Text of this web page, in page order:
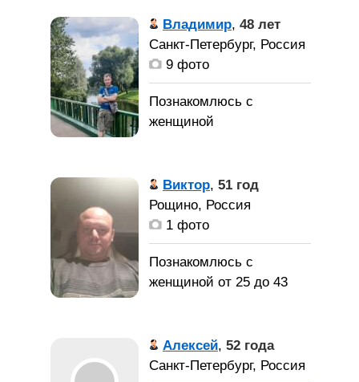
Совершенствования как
стиля жизни.
Друга,
хозяйку, любовницу.
Владимир, 48 лет
Санкт-Петербург, Россия
9 фото
работаю, ищу женщину с
которой хотелось бы
связать свою жизнь,
самое, то пишите не
стесняйтесь, ведь может
Виктор, 51 год
Рощино, Россия
1 фото
Познакомлюсь с
женщиной от 25 до 43
Был женат, есть
взрослая дочь, живём
Алексей, 52 года
Санкт-Петербург, Россия